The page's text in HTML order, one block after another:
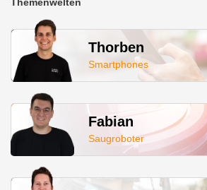
Themenwelten
Thorben
Smartphones
Fabian
Saugroboter